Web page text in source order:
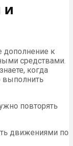
и
дополнение к
средствами.
когда
выполнить
повторять
движениями по